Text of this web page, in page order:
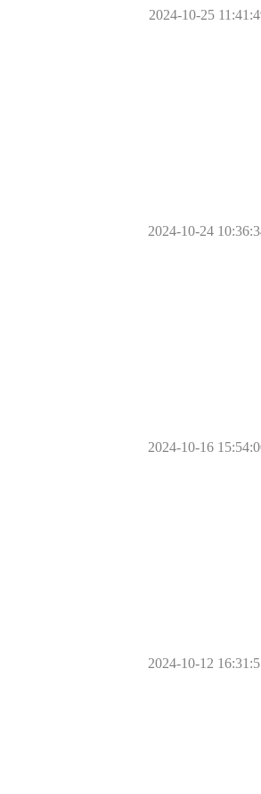
2024-10-25
2024-10-24
2024-10-16
2024-10-12